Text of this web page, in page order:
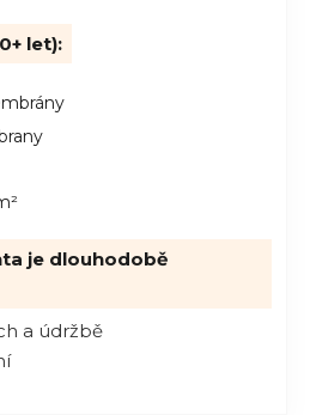
let):
je dlouhodobě
a údržbě